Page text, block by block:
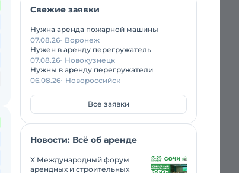
Свежие заявки
Нужна аренда пожарной машины
07.08.26 Воронеж
Нужен в аренду перегружатель
07.08.26 Новокузнецк
Нужны в аренду перегружатели
06.08.26 Новороссийск
Все заявки
Новости: Всё об аренде
X Международный форум
арендных и строительных